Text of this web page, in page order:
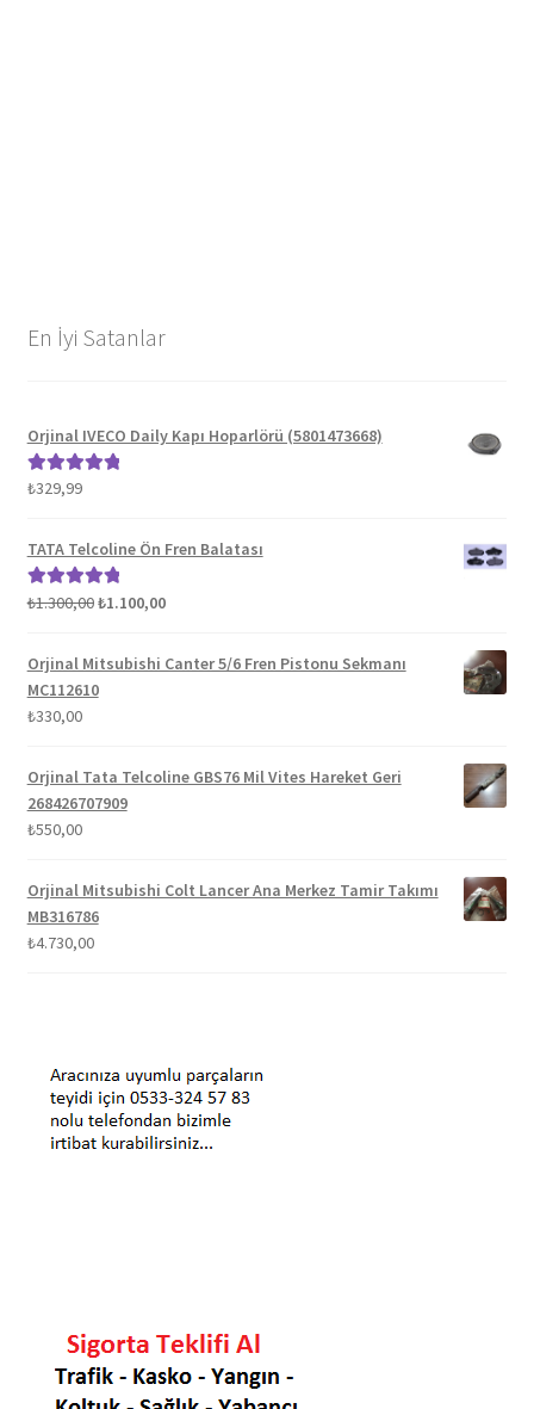
En İyi Satanlar
Orjinal IVECO Daily Kapı Hoparlörü (5801473668)
5 üzerinden
₺329,99
TATA Telcoline Ön Fren Balatası
5 üzerinden
₺1.300,00Orijinal
₺1.300,00.
₺1.100,00Şu
fiyat:
Orjinal Mitsubishi Canter 5/6 Fren Pistonu Sekmanı
MC112610
₺330,00
Orjinal Tata Telcoline GBS76 Mil Vites Hareket Geri
268426707909
₺550,00
Orjinal Mitsubishi Colt Lancer Ana Merkez Tamir Takımı
MB316786
₺4.730,00